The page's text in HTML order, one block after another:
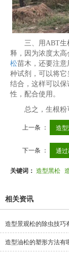
三、用ABT
释，因为浓度太
松苗木，还要注意
种试剂，可以将
结合，这样可以
性，配合使用。
总之，生根粉
上一条 ：
下一条 ：
关键词： 造型黑松
相关资讯
造型景观松的除虫技巧
造型油松的塑形方法有